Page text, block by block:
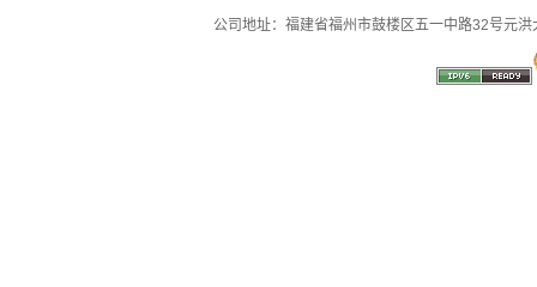
公司地址：福建省福州市鼓楼区五一中路32号元